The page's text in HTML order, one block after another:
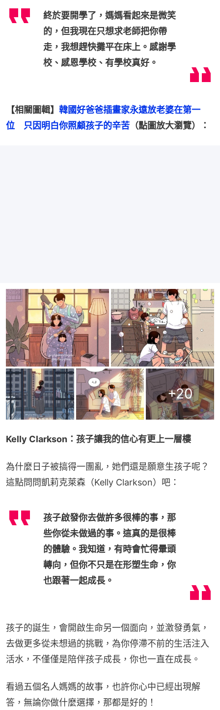
終於要開學了，媽媽看起來是微笑
的，但我現在只想求老師把你帶
走，我想趕快攤平在床上。感謝學
校、感恩學校、有學校真好。
【相關圖輯】 韓國好爸爸插畫家永遠放老婆在第一
位　只因明白你照顧孩子的辛苦 （點圖放大瀏覽）：
+20
Kelly Clarkson：孩子讓我的信心有更上一層樓
為什麼日子被搞得一團亂，她們還是願意生孩子呢？
這點問問凱莉克萊森（Kelly Clarkson）吧：
孩子啟發你去做許多很棒的事，那
些你從未做過的事。這真的是很棒
的體驗。我知道，有時會忙得暈頭
轉向，但你不只是在形塑生命，你
也跟著一起成長。
孩子的誕生，會開啟生命另一個面向，並激發勇氣，
去做更多從未想過的挑戰，為你停滯不前的生活注入
活水，不僅僅是陪伴孩子成長，你也一直在成長。
看過五個名人媽媽的故事，也許你心中已經出現解
答，無論你做什麼選擇，那都是好的！